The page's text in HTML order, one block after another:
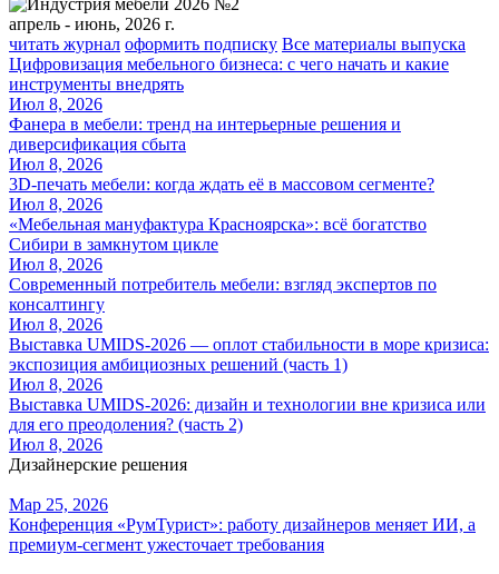
апрель - июнь, 2026 г.
читать журнал оформить подписку Все материалы выпуска
Цифровизация мебельного бизнеса: с чего начать и какие
инструменты внедрять
Июл 8, 2026
Фанера в мебели: тренд на интерьерные решения и
диверсификация сбыта
Июл 8, 2026
3D-печать мебели: когда ждать её в массовом сегменте?
Июл 8, 2026
«Мебельная мануфактура Красноярска»: всё богатство
Сибири в замкнутом цикле
Июл 8, 2026
Современный потребитель мебели: взгляд экспертов по
консалтингу
Июл 8, 2026
Выставка UMIDS-2026 — оплот стабильности в море кризиса:
экспозиция амбициозных решений (часть 1)
Июл 8, 2026
Выставка UMIDS-2026: дизайн и технологии вне кризиса или
для его преодоления? (часть 2)
Июл 8, 2026
Дизайнерские решения
Мар 25, 2026
Конференция «РумТурист»: работу дизайнеров меняет ИИ, а
премиум-сегмент ужесточает требования